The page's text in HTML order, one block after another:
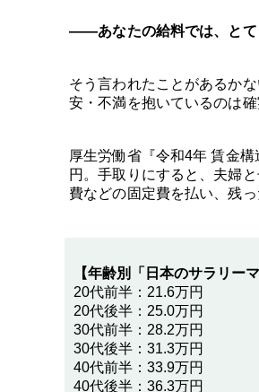
――あなたの給料では、と
そう言われたことがあるか
安・不満を抱いているのは
厚生労働省『令和4年 賃金
円。手取りにすると、夫婦
費などの固定費を払い、残
【年齢別「日本のサラリー
20代前半：21.6万円
20代後半：25.0万円
30代前半：28.2万円
30代後半：31.3万円
40代前半：33.9万円
40代後半：36.3万円